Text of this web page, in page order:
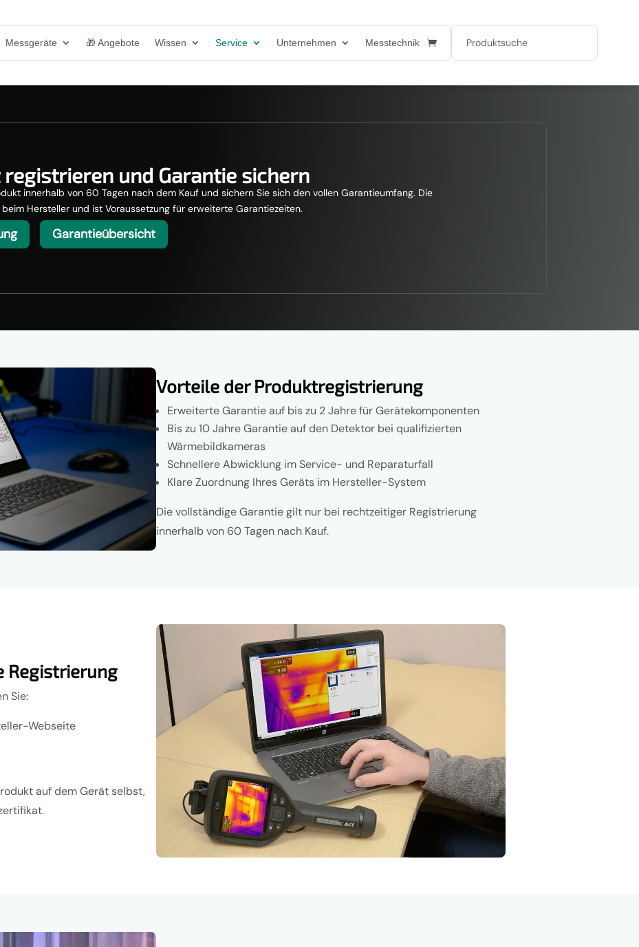
Messgeräte 🎁 Angebote Wissen Service Unternehmen Messtechnik
registrieren und Garantie sichern
innerhalb von 60 Tagen nach dem Kauf und sichern Sie sich den vollen Garantieumfang. Die
Hersteller und ist Voraussetzung für erweiterte Garantiezeiten.
Garantieübersicht
Vorteile der Produktregistrierung
Erweiterte Garantie auf bis zu 2 Jahre für Gerätekomponenten
Bis zu 10 Jahre Garantie auf den Detektor bei qualifizierten
Wärmebildkameras
Schnellere Abwicklung im Service- und Reparaturfall
Klare Zuordnung Ihres Geräts im Hersteller-System
Die vollständige Garantie gilt nur bei rechtzeitiger Registrierung
innerhalb von 60 Tagen nach Kauf.
Registrierung
Sie:
Webseite
auf dem Gerät selbst,